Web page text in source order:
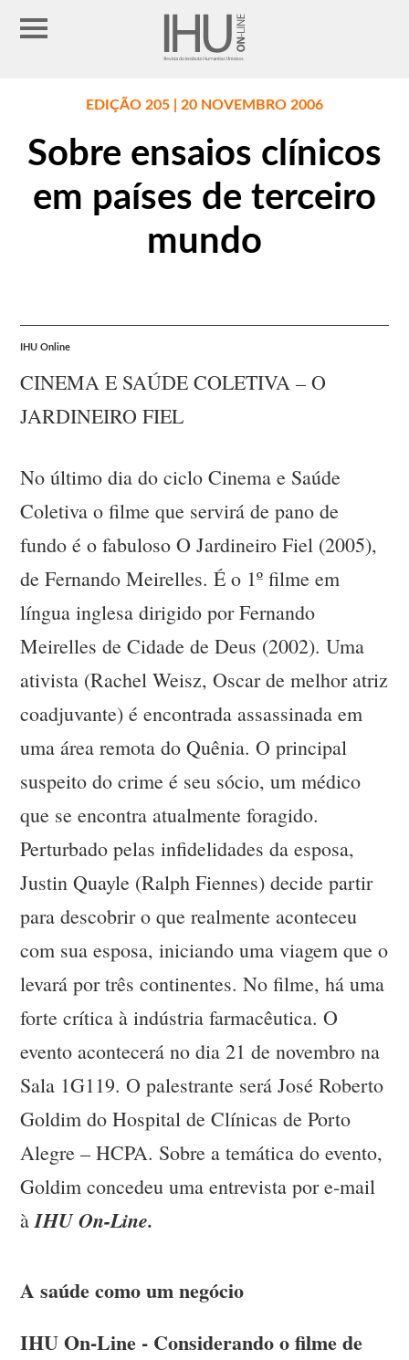
EDIÇÃO 205 | 20 NOVEMBRO 2006
Sobre ensaios clínicos
em países de terceiro
mundo
IHU Online
CINEMA E SAÚDE COLETIVA – O
JARDINEIRO FIEL
No último dia do ciclo Cinema e Saúde
Coletiva o filme que servirá de pano de
fundo é o fabuloso O Jardineiro Fiel (2005),
de Fernando Meirelles. É o 1º filme em
língua inglesa dirigido por Fernando
Meirelles de Cidade de Deus (2002). Uma
ativista (Rachel Weisz, Oscar de melhor atriz
coadjuvante) é encontrada assassinada em
uma área remota do Quênia. O principal
suspeito do crime é seu sócio, um médico
que se encontra atualmente foragido.
Perturbado pelas infidelidades da esposa,
Justin Quayle (Ralph Fiennes) decide partir
para descobrir o que realmente aconteceu
com sua esposa, iniciando uma viagem que o
levará por três continentes. No filme, há uma
forte crítica à indústria farmacêutica. O
evento acontecerá no dia 21 de novembro na
Sala 1G119. O palestrante será José Roberto
Goldim do Hospital de Clínicas de Porto
Alegre – HCPA. Sobre a temática do evento,
Goldim concedeu uma entrevista por e-mail
àIHU On-Line.
A saúde como um negócio
IHU On-Line - Considerando o filme de